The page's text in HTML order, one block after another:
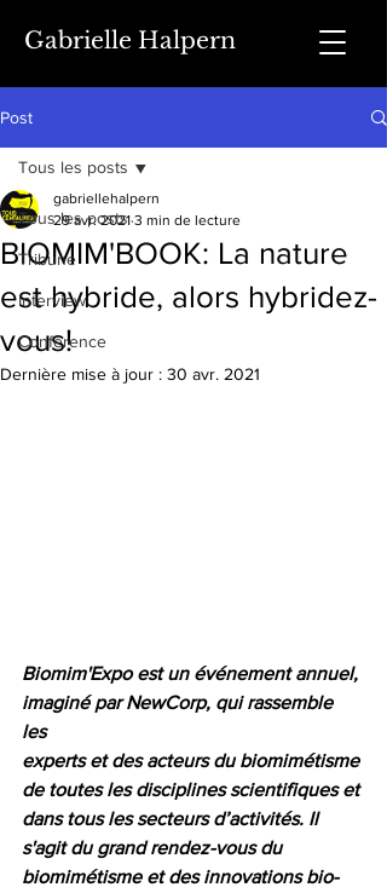
Gabrielle Halpern
Post
Tous les posts
Tribune
Interview
Conférence
Tous les posts
BIOMIM'BOOK: La nature
est hybride, alors hybridez-
vous!
gabriellehalpern
29 avr. 2021 3 min de lecture
Dernière mise à jour : 30 avr. 2021
Biomim'Expo est un événement annuel,
imaginé par NewCorp, qui rassemble
les
experts et des acteurs du biomimétisme
de toutes les disciplines scientifiques et
dans tous les secteurs d’activités. Il
s'agit du grand rendez-vous du
biomimétisme et des innovations bio-